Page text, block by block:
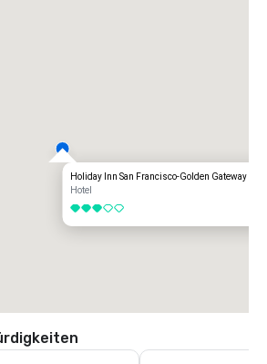
Holiday Inn San Francisco-Golden Gateway
Hotel
3 von 5